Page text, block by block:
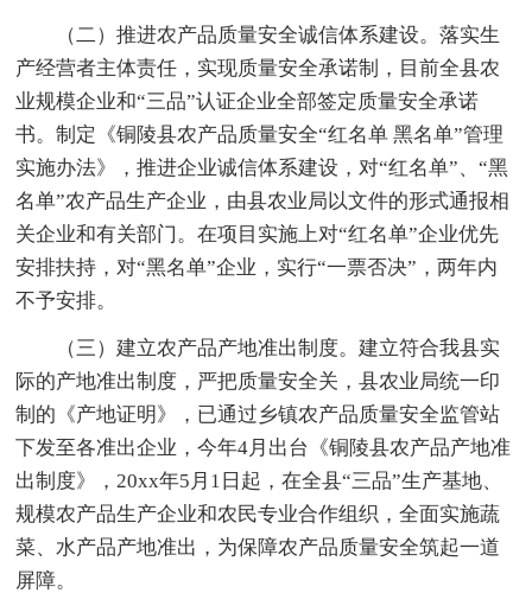
（二）推进农产品质量安全诚信体系建设。落实生
产经营者主体责任，实现质量安全承诺制，目前全县农
业规模企业和“三品”认证企业全部签定质量安全承诺
书。制定《铜陵县农产品质量安全“红名单 黑名单”管理
实施办法》，推进企业诚信体系建设，对“红名单”、“黑
名单”农产品生产企业，由县农业局以文件的形式通报相
关企业和有关部门。在项目实施上对“红名单”企业优先
安排扶持，对“黑名单”企业，实行“一票否决”，两年内
不予安排。
（三）建立农产品产地准出制度。建立符合我县实
际的产地准出制度，严把质量安全关，县农业局统一印
制的《产地证明》，已通过乡镇农产品质量安全监管站
下发至各准出企业，今年4月出台《铜陵县农产品产地准
出制度》，20xx年5月1日起，在全县“三品”生产基地、
规模农产品生产企业和农民专业合作组织，全面实施蔬
菜、水产品产地准出，为保障农产品质量安全筑起一道
屏障。